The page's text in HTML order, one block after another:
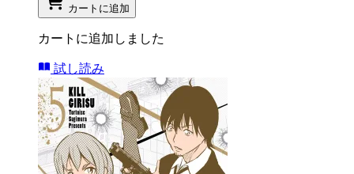
カートに追加
カートに追加しました
試し読み